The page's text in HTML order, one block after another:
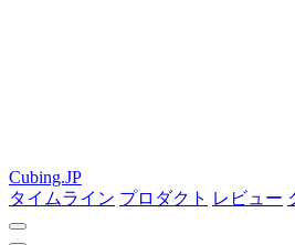
Cubing.JP
タイムライン プロダクト レビュー